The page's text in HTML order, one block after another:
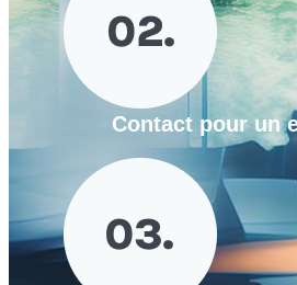
Contact pour un